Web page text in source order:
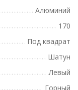
Алюминий
170
Под квадрат
Шатун
Левый
Горный